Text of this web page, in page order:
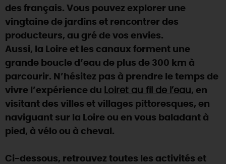
TOUT L'AGENDA
des français. Vous pouvez explorer une
vingtaine de jardins et rencontrer des
producteurs, au gré de vos envies.
Aussi, la Loire et les canaux forment une
grande boucle d’eau de plus de 300 km à
parcourir. N’hésitez pas à prendre le temps de
vivre l’expérience du Loiret au fil de l’eau, en
visitant des villes et villages pittoresques, en
naviguant sur la Loire ou en vous baladant à
pied, à vélo ou à cheval.
Ci-dessous, retrouvez toutes les activités et